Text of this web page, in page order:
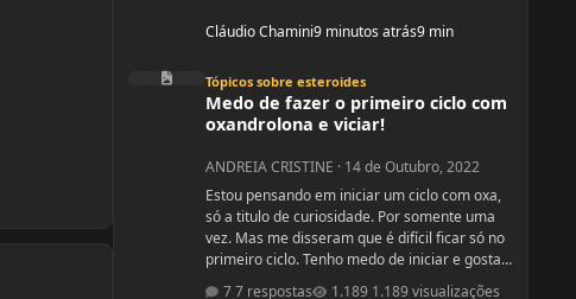
Cláudio Chamini9 minutos atrás9 min
Medo de fazer o primeiro ciclo com oxandrolona e viciar!
Tópicos sobre esteroides
Medo de fazer o primeiro ciclo com
oxandrolona e viciar!
ANDREIA CRISTINE · 14 de Outubro, 2022
Estou pensando em iniciar um ciclo com oxa,
só a titulo de curiosidade. Por somente uma
vez. Mas me disseram que é difícil ficar só no
primeiro ciclo. Tenho medo de iniciar e gostar
do resultado e quando parar ficar com auto
7 respostas 1.189 visualizações